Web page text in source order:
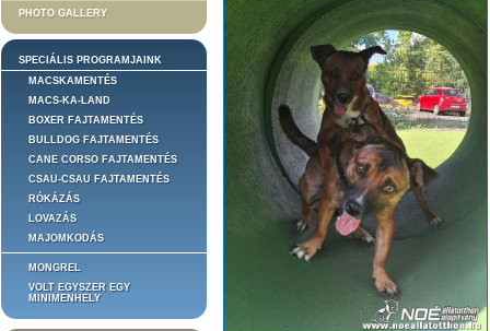
PHOTO GALLERY
SPECIÁLIS PROGRAMJAINK
MACSKAMENTÉS
MACS-KA-LAND
BOXER FAJTAMENTÉS
BULLDOG FAJTAMENTÉS
CANE CORSO FAJTAMENTÉS
CSAU-CSAU FAJTAMENTÉS
RÓKÁZÁS
LOVAZÁS
MAJOMKODÁS
MONGREL
VOLT EGYSZER EGY
MINIMENHELY